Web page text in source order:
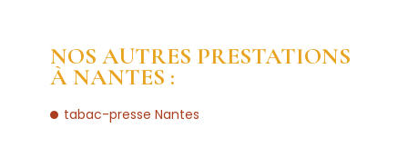
NOS AUTRES PRESTATIONS
À NANTES :
tabac-presse Nantes